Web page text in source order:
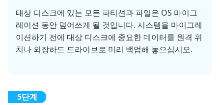
대상 디스크에 있는 모든 파티션과 파일은 OS 마이그
레이션 동안 덮어쓰게 될 것입니다. 시스템을 마이그레
이션하기 전에 대상 디스크에 중요한 데이터를 원격 위
치나 외장하드 드라이브로 미리 백업해 놓으십시오.